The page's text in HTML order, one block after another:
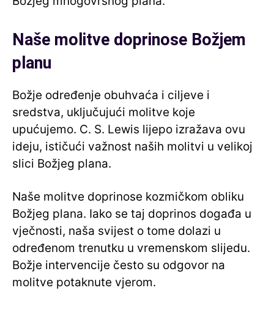
Naše molitve doprinose Božjem
planu
Božje određenje obuhvaća i ciljeve i
sredstva, uključujući molitve koje
upućujemo. C. S. Lewis lijepo izražava ovu
ideju, ističući važnost naših molitvi u velikoj
slici Božjeg plana.
Naše molitve doprinose kozmičkom obliku
Božjeg plana. Iako se taj doprinos događa u
vječnosti, naša svijest o tome dolazi u
određenom trenutku u vremenskom slijedu.
Božje intervencije često su odgovor na
molitve potaknute vjerom.